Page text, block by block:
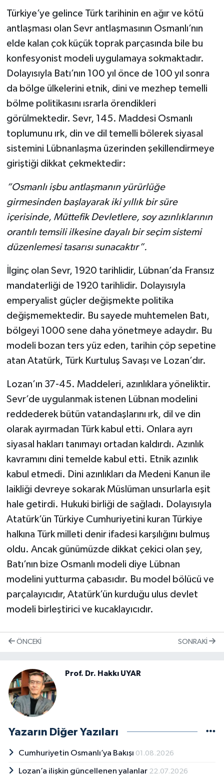
Türkiye’ye gelince Türk tarihinin en ağır ve kötü
antlaşması olan Sevr antlaşmasının Osmanlı’nın
elde kalan çok küçük toprak parçasında bile bu
konfesyonist modeli uygulamaya sokmaktadır.
Dolayısıyla Batı’nın 100 yıl önce de 100 yıl sonra
da bölge ülkelerini etnik, dini ve mezhep temelli
bölme politikasını ısrarla örendikleri
görülmektedir. Sevr, 145. Maddesi Osmanlı
toplumunu ırk, din ve dil temelli bölerek siyasal
sistemini Lübnanlaşma üzerinden şekillendirmeye
giriştiği dikkat çekmektedir:
“Osmanlı işbu antlaşmanın yürürlüğe
girmesinden başlayarak iki yıllık bir süre
içerisinde, Müttefik Devletlere, soy azınlıklarının
orantılı temsili ilkesine dayalı bir seçim sistemi
düzenlemesi tasarısı sunacaktır”.
İlginç olan Sevr, 1920 tarihlidir, Lübnan’da Fransız
mandaterliği de 1920 tarihlidir. Dolayısıyla
emperyalist güçler değişmekte politika
değişmemektedir. Bu sayede muhtemelen Batı,
bölgeyi 1000 sene daha yönetmeye adaydır. Bu
modeli bozan ters yüz eden, tarihin çöp sepetine
atan Atatürk, Türk Kurtuluş Savaşı ve Lozan’dır.
Lozan’ın 37-45. Maddeleri, azınlıklara yöneliktir.
Sevr’de uygulanmak istenen Lübnan modelini
reddederek bütün vatandaşlarını ırk, dil ve din
olarak ayırmadan Türk kabul etti. Onlara ayrı
siyasal hakları tanımayı ortadan kaldırdı. Azınlık
kavramını dini temelde kabul etti. Etnik azınlık
kabul etmedi. Dini azınlıkları da Medeni Kanun ile
laikliği devreye sokarak Müslüman unsurlarla eşit
hale getirdi. Hukuki birliği de sağladı. Dolayısıyla
Atatürk’ün Türkiye Cumhuriyetini kuran Türkiye
halkına Türk milleti denir ifadesi karşılığını bulmuş
oldu. Ancak günümüzde dikkat çekici olan şey,
Batı’nın bize Osmanlı modeli diye Lübnan
modelini yutturma çabasıdır. Bu model bölücü ve
parçalayıcıdır, Atatürk’ün kurduğu ulus devlet
modeli birleştirici ve kucaklayıcıdır.
ÖNCEKI SONRAKI
Prof. Dr. Hakkı UYAR
Yazarın Diğer Yazıları
Cumhuriyetin Osmanlı’ya Bakışı 01.08.2026
Lozan’a ilişkin güncellenen yalanlar 22.07.2026